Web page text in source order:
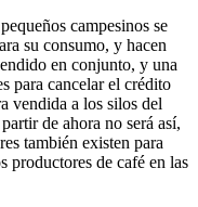
campesinos se
su consumo, y hacen
en conjunto, y una
para cancelar el crédito
vendida a los silos del
de ahora no será así,
también existen para
productores de café en las